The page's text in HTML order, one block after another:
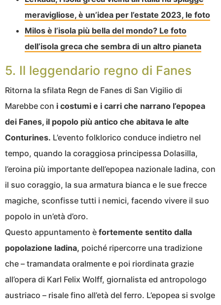
meravigliose, è un’idea per l’estate 2023, le foto
Milos è l’isola più bella del mondo? Le foto
dell’isola greca che sembra di un altro pianeta
5. Il leggendario regno di Fanes
Ritorna la sfilata Regn de Fanes di San Vigilio di
Marebbe con i costumi e i carri che narrano l’epopea
dei Fanes, il popolo più antico che abitava le alte
Conturines. L’evento folklorico conduce indietro nel
tempo, quando la coraggiosa principessa Dolasilla,
l’eroina più importante dell’epopea nazionale ladina, con
il suo coraggio, la sua armatura bianca e le sue frecce
magiche, sconfisse tutti i nemici, facendo vivere il suo
popolo in un’età d’oro.
Questo appuntamento è fortemente sentito dalla
popolazione ladina, poiché ripercorre una tradizione
che – tramandata oralmente e poi riordinata grazie
all’opera di Karl Felix Wolff, giornalista ed antropologo
austriaco – risale fino all’età del ferro. L’epopea si svolge